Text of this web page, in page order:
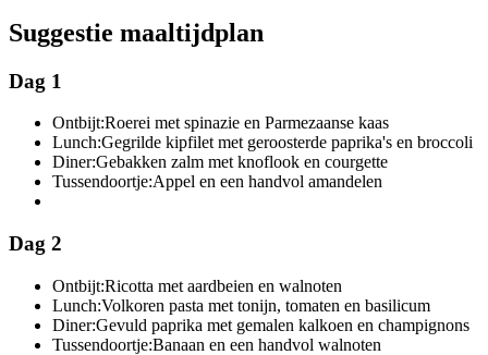
Suggestie maaltijdplan
Dag 1
Ontbijt:Roerei met spinazie en Parmezaanse kaas
Lunch:Gegrilde kipfilet met geroosterde paprika's en broccoli
Diner:Gebakken zalm met knoflook en courgette
Tussendoortje:Appel en een handvol amandelen
Dag 2
Ontbijt:Ricotta met aardbeien en walnoten
Lunch:Volkoren pasta met tonijn, tomaten en basilicum
Diner:Gevuld paprika met gemalen kalkoen en champignons
Tussendoortje:Banaan en een handvol walnoten